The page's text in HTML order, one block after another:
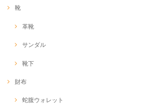
靴
革靴
サンダル
靴下
財布
蛇腹ウォレット